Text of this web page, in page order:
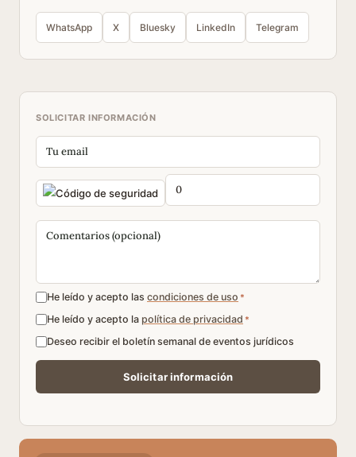
WhatsApp X Bluesky LinkedIn Telegram
SOLICITAR INFORMACIÓN
He leído y acepto las condiciones de uso *
He leído y acepto la política de privacidad *
Deseo recibir el boletín semanal de eventos jurídicos